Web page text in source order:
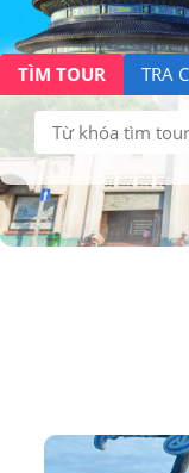
TÌM TOUR TRA
Tìm
kiếm: